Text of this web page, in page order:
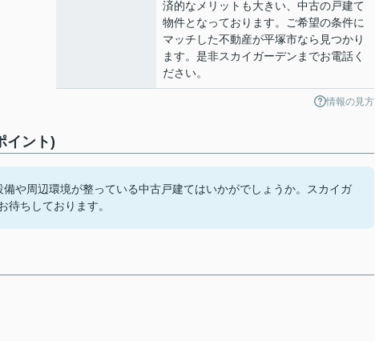
済的なメリットも大きい、中古の戸建て
物件となっております。ご希望の条件に
マッチした不動産が平塚市なら見つかり
ます。是非スカイガーデンまでお電話く
ださい。
情報の見方
イント)
や周辺環境が整っている中古戸建てはいかがでしょうか。スカイガ
待ちしております。